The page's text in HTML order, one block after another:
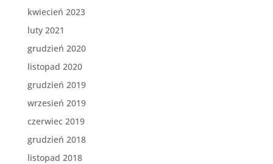
kwiecień 2023
luty 2021
grudzień 2020
listopad 2020
grudzień 2019
wrzesień 2019
czerwiec 2019
grudzień 2018
listopad 2018